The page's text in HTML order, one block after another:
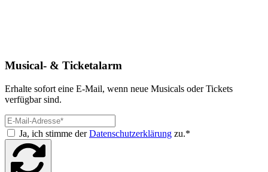
Musical- & Ticketalarm
Erhalte sofort eine E-Mail, wenn neue Musicals oder Tickets
verfügbar sind.
Ja, ich stimme derDatenschutzerklärung zu.*